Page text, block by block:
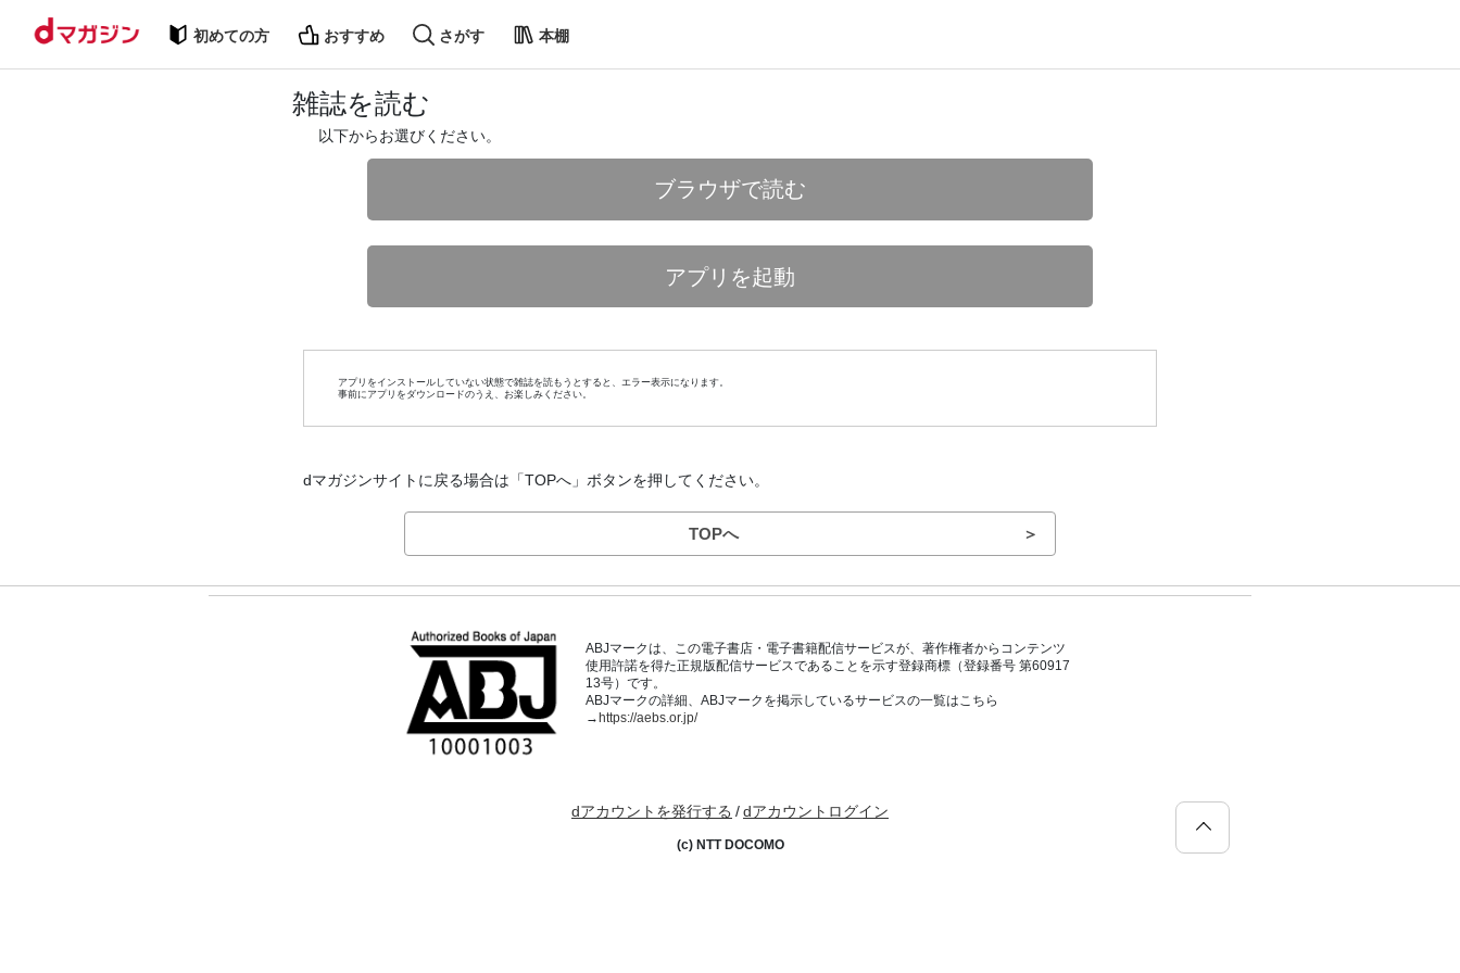
初めての方 おすすめ さがす 本棚
雑誌を読む
以下からお選びください。
ブラウザで読む
アプリを起動
アプリをインストールしていない状態で雑誌を読もうとすると、エラー表示になります。
事前にアプリをダウンロードのうえ、お楽しみください。
dマガジンサイトに戻る場合は「TOPへ」ボタンを押してください。
TOPへ ＞
ABJマークは、この電子書店・電子書籍配信サービスが、著作権者からコンテンツ
使用許諾を得た正規版配信サービスであることを示す登録商標（登録番号 第60917
13号）です。
ABJマークの詳細、ABJマークを掲示しているサービスの一覧はこちら
→https://aebs.or.jp/
dアカウントを発行する /dアカウントログイン
(c) NTT DOCOMO